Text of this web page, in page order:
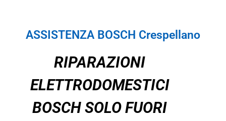
ASSISTENZA BOSCH Crespellano
RIPARAZIONI
ELETTRODOMESTICI
BOSCH SOLO FUORI